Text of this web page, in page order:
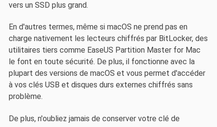
vers un SSD plus grand.
En d'autres termes, même si macOS ne prend pas en
charge nativement les lecteurs chiffrés par BitLocker, des
utilitaires tiers comme EaseUS Partition Master for Mac
le font en toute sécurité. De plus, il fonctionne avec la
plupart des versions de macOS et vous permet d'accéder
à vos clés USB et disques durs externes chiffrés sans
problème.
De plus, n'oubliez jamais de conserver votre clé de